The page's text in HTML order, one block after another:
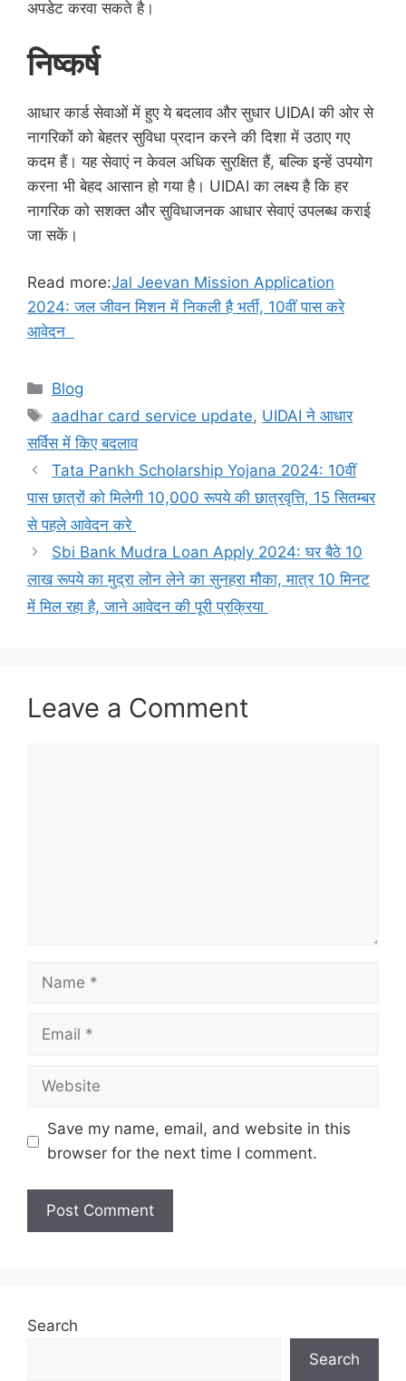
अपडेट करवा सकते है।
निष्कर्ष
आधार कार्ड सेवाओं में हुए ये बदलाव और सुधार UIDAI की ओर से
नागरिकों को बेहतर सुविधा प्रदान करने की दिशा में उठाए गए
कदम हैं। यह सेवाएं न केवल अधिक सुरक्षित हैं, बल्कि इन्हें उपयोग
करना भी बेहद आसान हो गया है। UIDAI का लक्ष्य है कि हर
नागरिक को सशक्त और सुविधाजनक आधार सेवाएं उपलब्ध कराई
जा सकें।
Read more:Jal Jeevan Mission Application
2024: जल जीवन मिशन में निकली है भर्ती, 10वीं पास करे
आवेदन
Categories
Blog
Tags
aadhar card service update, UIDAI ने आधार
सर्विस में किए बदलाव
Tata Pankh Scholarship Yojana 2024: 10वीं
पास छात्रों को मिलेगी 10,000 रूपये की छात्रवृत्ति, 15 सितम्बर
से पहले आवेदन करे
Sbi Bank Mudra Loan Apply 2024: घर बैठे 10
लाख रूपये का मुद्रा लोन लेने का सुनहरा मौका, मात्र 10 मिनट
में मिल रहा है, जाने आवेदन की पूरी प्रक्रिया
Leave a Comment
Name
Email
Website
Save my name, email, and website in this
browser for the next time I comment.
Search
Search